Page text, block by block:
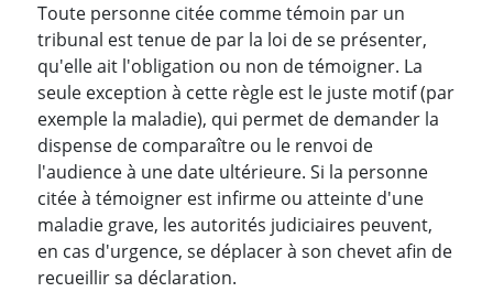
Toute personne citée comme témoin par un
tribunal est tenue de par la loi de se présenter,
qu'elle ait l'obligation ou non de témoigner. La
seule exception à cette règle est le juste motif (par
exemple la maladie), qui permet de demander la
dispense de comparaître ou le renvoi de
l'audience à une date ultérieure. Si la personne
citée à témoigner est infirme ou atteinte d'une
maladie grave, les autorités judiciaires peuvent,
en cas d'urgence, se déplacer à son chevet afin de
recueillir sa déclaration.